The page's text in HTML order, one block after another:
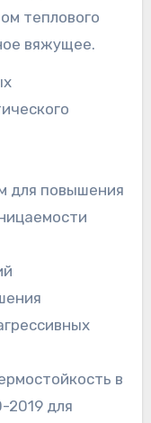
теплового
вяжущее.
для повышения
в
2019 для